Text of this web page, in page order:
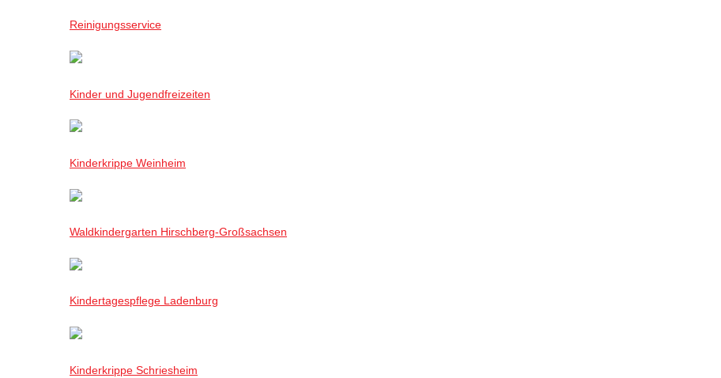
Reinigungsservice
Kinder und Jugendfreizeiten
Kinderkrippe Weinheim
Waldkindergarten Hirschberg-Großsachsen
Kindertagespflege Ladenburg
Kinderkrippe Schriesheim